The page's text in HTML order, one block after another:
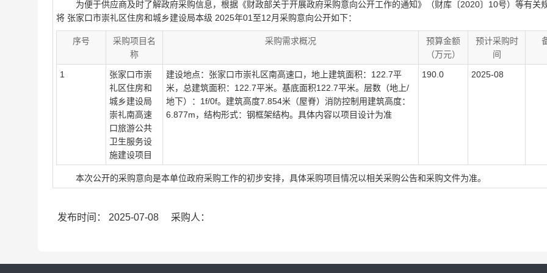
为便于供应商及时了解政府采购信息，根据《财政部关于开展政府采购意向公开工作的通知》（财库〔2020〕10号）等有关
将 张家口市崇礼区住房和城乡建设局本级 2025年01至12月采购意向公开如下：
序号
采购项目名
称
采购需求概况
预算金额
（万元）
预计采购时
间
1
张家口市崇
礼区住房和
城乡建设局
崇礼南高速
口旅游公共
卫生服务设
施建设项目
建设地点：张家口市崇礼区南高速口，地上建筑面积：122.7平
米，总建筑面积：122.7平米。基底面积122.7平米。层数（地上/
地下）：1f/0f。建筑高度7.854米（屋脊）消防控制用建筑高度：
6.877m，结构形式：钢框架结构。具体内容以项目设计为准
190.0 2025-08
本次公开的采购意向是本单位政府采购工作的初步安排，具体采购项目情况以相关采购公告和采购文件为准。
发布时间： 2025-07-08 采购人：